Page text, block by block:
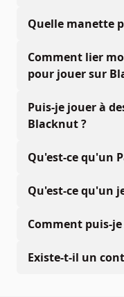
Quelle manette
Comment lier
pour jouer sur
Puis-je jouer à
Blacknut ?
Qu'est-ce qu'un
Qu'est-ce qu'un
Comment puis-
Existe-t-il un